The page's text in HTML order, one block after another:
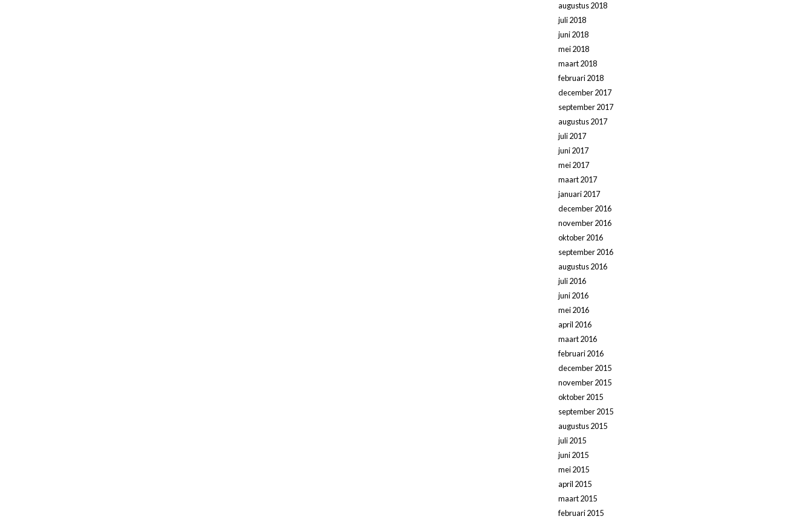
augustus 2018
juli 2018
juni 2018
mei 2018
maart 2018
februari 2018
december 2017
september 2017
augustus 2017
juli 2017
juni 2017
mei 2017
maart 2017
januari 2017
december 2016
november 2016
oktober 2016
september 2016
augustus 2016
juli 2016
juni 2016
mei 2016
april 2016
maart 2016
februari 2016
december 2015
november 2015
oktober 2015
september 2015
augustus 2015
juli 2015
juni 2015
mei 2015
april 2015
maart 2015
februari 2015